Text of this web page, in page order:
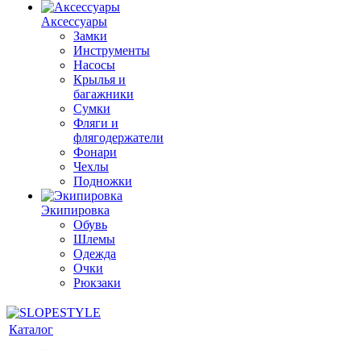
Аксессуары
Замки
Инструменты
Насосы
Крылья и
багажники
Сумки
Фляги и
флягодержатели
Фонари
Чехлы
Подножки
Экипировка
Обувь
Шлемы
Одежда
Очки
Рюкзаки
Каталог